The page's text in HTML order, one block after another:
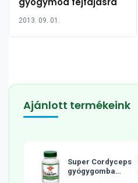
2013. 09. 01.
Ajánlott termékeink
Super Cordyceps
gyógygomba